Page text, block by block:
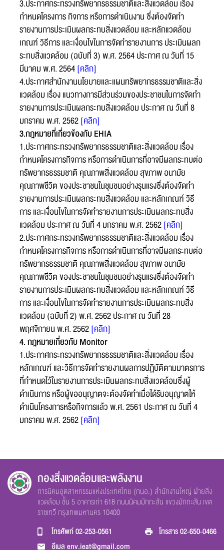
3.ประกาศกระทรวงทรัพยากรธรรมชาติและสิ่งแวดล้อม เรื่อง
กำหนดโครงการ กิจการ หรือการดําเนินงาน ซึ่งต้องจัดทำ
รายงานการประเมินผลกระทบสิ่งแวดล้อม และหลักแวดล้อม
เกณฑ์ วิธีการ และเงื่อนไขในการจัดทำรายงานการ ประเมินผลก
ระทบสิ่งแวดล้อม (ฉบับที่ 3) พ.ศ. 2564 ประกาศ ณ วันที่ 15
มีนาคม พ.ศ. 2564[คลิก]
4.ประกาศสำนักงานนโยบายและแผนทรัพยากรธรรมชาติและสิ่ง
แวดล้อม เรื่อง แนวทางการมีส่วนร่วมของประชาชนในการจัดทำ
รายงานการประเมินผลกระทบสิ่งแวดล้อม ประกาศ ณ วันที่ 8
มกราคม พ.ศ. 2562[คลิก]
3.กฎหมายที่เกี่ยวข้องกับ EHIA
1.ประกาศกระทรวงทรัพยากรธรรมชาติและสิ่งแวดล้อม เรื่อง
กำหนดโครงการกิจการ หรือการดำเนินการที่อาจมีผลกระทบต่อ
ทรัพยากรธรรมชาติ คุณภาพสิ่งแวดล้อม สุขภาพ อนามัย
คุณภาพชีวิต ของประชาชนในชุมชนอย่างรุนแรงซึ่งต้องจัดทำ
รายงานการประเมินผลกระทบสิ่งแวดล้อม และหลักเกณฑ์ วิธี
การ และเงื่อนไขในการจัดทำรายงานการประเมินผลกระทบสิ่ง
แวดล้อม ประกาศ ณ วันที่ 4 มกราคม พ.ศ. 2562[คลิก]
2.ประกาศกระทรวงทรัพยากรธรรมชาติและสิ่งแวดล้อม เรื่อง
กำหนดโครงการกิจการ หรือการดำเนินการที่อาจมีผลกระทบต่อ
ทรัพยากรธรรมชาติ คุณภาพสิ่งแวดล้อม สุขภาพ อนามัย
คุณภาพชีวิต ของประชาชนในชุมชนอย่างรุนแรงซึ่งต้องจัดทำ
รายงานการประเมินผลกระทบสิ่งแวดล้อม และหลักเกณฑ์ วิธี
การ และเงื่อนไขในการจัดทำรายงานการประเมินผลกระทบสิ่ง
แวดล้อม (ฉบับที่ 2) พ.ศ. 2562 ประกาศ ณ วันที่ 28
พฤศจิกายน พ.ศ. 2562[คลิก]
4. กฎหมายเกี่ยวกับ Monitor
1.ประกาศกระทรวงทรัพยากรธรรมชาติและสิ่งแวดล้อม เรื่อง
หลักเกณฑ์ และวิธีการจัดทำรายงานผลการปฏิบัติตามมาตรการ
ที่กำหนดไว้ในรายงานการประเมินผลกระทบสิ่งแวดล้อมซึ่งผู้
ดำเนินการ หรือผู้ขออนุญาตจะต้องจัดทำเมื่อได้รับอนุญาตให้
ดำเนินโครงการหรือกิจการแล้ว พ.ศ. 2561 ประกาศ ณ วันที่ 4
มกราคม พ.ศ. 2562[คลิก]
นามสกุล :
อีเมล :
เบอร์โทรศัพท์ :
ข้อความ* :
ส่งข้อความ ล้างข้อมูล
ระบบได้ทำรับเรื่องแล้ว
ขอบคุณสำหรับการแจ้งข้อผิดพลาดทางหน่วยงานจะรีบ
ทำการแก้ไข และปรับปรุงเพื่อกาให้บริการที่ดีขึ้น
กองสิ่งแวดล้อมและพลังงาน
การนิคมอุตสาหกรรมแห่งประเทศไทย (กนอ.) สำนักงานใหญ่ ฝ่ายสิ่ง
แวดล้อม ชั้น 5 อาคารเก่า 618 ถนนนิคมมักกะสัน เเขวงมักกะสัน เขต
ราชเทวี กรุงเทพมหานคร 10400
โทรศัพท์02-253-0561 โทรสาร02-650-0466
อีเมลenv.ieat@gmail.com